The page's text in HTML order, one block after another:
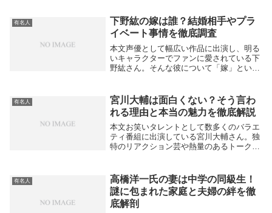
が、その年収が気になる方も多いのではな
いでしょうか。...
有名人
下野紘の嫁は誰？結婚相手やプラ
イベート事情を徹底調査
本文声優として幅広い作品に出演し、明る
いキャラクターでファンに愛されている下
野紘さん。そんな彼について「嫁」という
はファンにとって気になるところですね。
下野さんは2...
有名人
宮川大輔は面白くない？そう言わ
れる理由と本当の魅力を徹底解説
本文お笑いタレントとして数多くのバラエ
ティ番組に出演している宮川大輔さん。独
特のリアクション芸や熱量のあるトークで
こともあります。なぜそのように言われて
しまうのでし...
有名人
高橋洋一氏の妻は中学の同級生！
謎に包まれた家庭と夫婦の絆を徹
底解剖